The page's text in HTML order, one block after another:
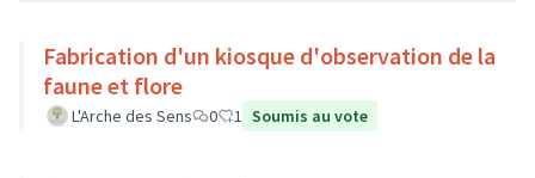
Fabrication d'un kiosque d'observation de la
faune et flore
L'Arche des Sens 0 1 Soumis au vote